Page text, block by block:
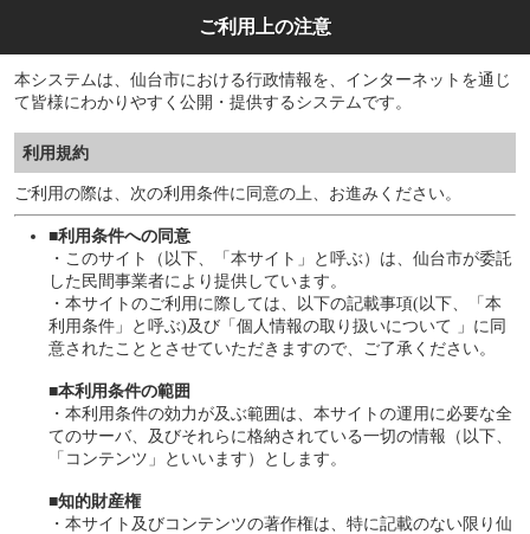
ご利用上の注意
本システムは、仙台市における行政情報を、インターネットを通じ
て皆様にわかりやすく公開・提供するシステムです。
利用規約
ご利用の際は、次の利用条件に同意の上、お進みください。
■利用条件への同意
・このサイト（以下、「本サイト」と呼ぶ）は、仙台市が委託
した民間事業者により提供しています。
・本サイトのご利用に際しては、以下の記載事項(以下、「本
利用条件」と呼ぶ)及び「個人情報の取り扱いについて 」に同
意されたこととさせていただきますので、ご了承ください。
■本利用条件の範囲
・本利用条件の効力が及ぶ範囲は、本サイトの運用に必要な全
てのサーバ、及びそれらに格納されている一切の情報（以下、
「コンテンツ」といいます）とします。
■知的財産権
・本サイト及びコンテンツの著作権は、特に記載のない限り仙